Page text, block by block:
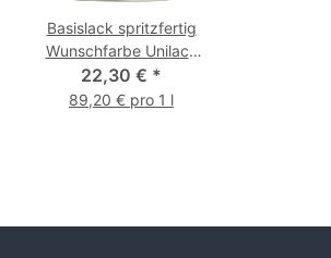
Basislack spritzfertig
Wunschfarbe Unilack
250 ml
22,30 € *
89,20 € pro 1 l